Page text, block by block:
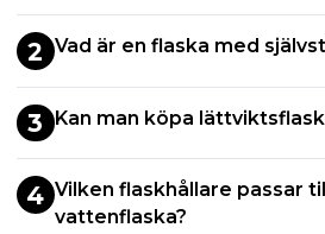
2 Vad är en flaska med
3 Kan man köpa
4 Vilken flaskhållare passar
vattenflaska?